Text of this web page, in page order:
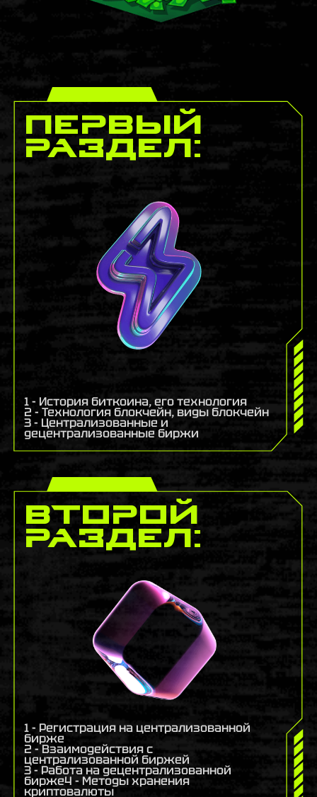
Первый
раздел:
1 - История биткоина, его технология
2 - Технология блокчейн, виды блокчейн
3 - Централизованные и
децентрализованные биржи
второй
раздел:
1 - Регистрация на централизованной
бирже
2 - Взаимодействия с
централизованной биржей
3 - Работа на децентрализованной
бирже4 - Методы хранения
криптовалюты